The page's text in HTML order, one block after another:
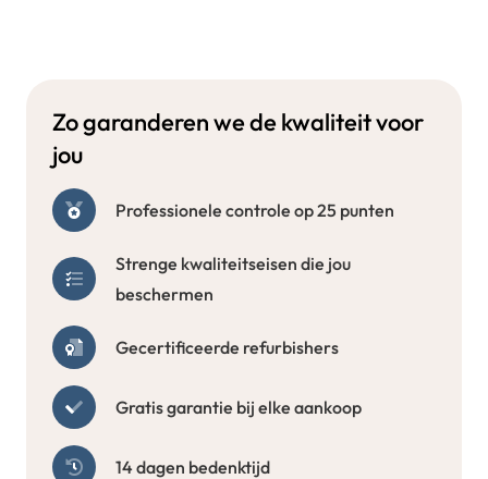
Zo garanderen we de kwaliteit voor
jou
Professionele controle op 25 punten
Strenge kwaliteitseisen die jou
beschermen
Gecertificeerde refurbishers
Gratis garantie bij elke aankoop
14 dagen bedenktijd